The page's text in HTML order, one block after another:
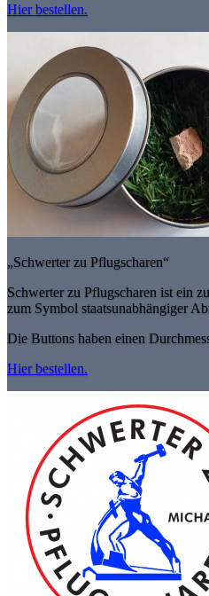
Hier bestellen.
„Schwerter zu Pflugscharen“
Schwerter zu Pflugscharen ist ein
zum Symbol staatsunabhängiger
Die Buttons haben einen
Hier bestellen.